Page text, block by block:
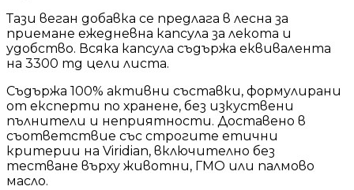
Тази веган добавка се предлага в лесна за
приемане ежедневна капсула за лекота и
удобство. Всяка капсула съдържа еквивалента
на 3300 mg цели листа.
Съдържа 100% активни съставки, формулирани
от експерти по хранене, без изкуствени
пълнители и неприятности. Доставено в
съответствие със строгите етични
критерии на Viridian, включително без
тестване върху животни, ГМО или палмово
масло.